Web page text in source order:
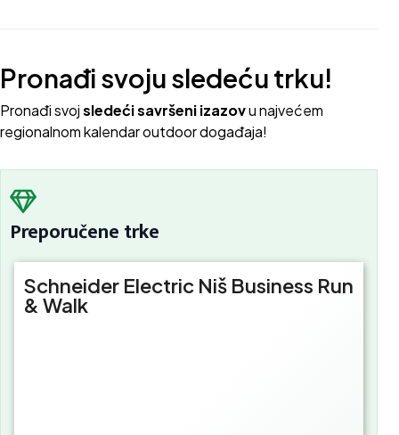
Pronađi svoju sledeću trku!
Pronađi svojsledeći savršeni izazovu najvećem
regionalnom kalendar outdoor događaja!
Preporučene trke
Schneider Electric Niš Business Run
& Walk